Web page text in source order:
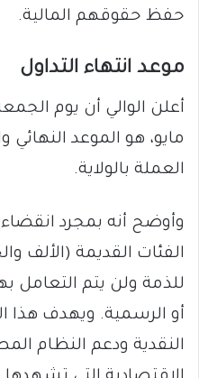
حفظ حقوقهم المالية.
​موعد انتهاء التداول
مايو، هو الموعد النهائي
العملة بالولاية.
وأوضح أنه بمجرد
الفئات القديمة (الألف
للذمة ولن يتم التعامل
أو الرسمية. ويهدف هذا
النقدية ودعم النظام